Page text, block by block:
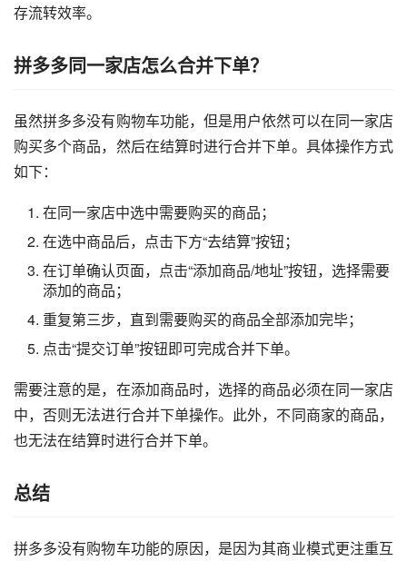
存流转效率。
拼多多同一家店怎么合并下单？
虽然拼多多没有购物车功能，但是用户依然可以在同一家店
购买多个商品，然后在结算时进行合并下单。具体操作方式
如下：
在同一家店中选中需要购买的商品；
在选中商品后，点击下方“去结算”按钮；
在订单确认页面，点击“添加商品/地址”按钮，选择需要
添加的商品；
重复第三步，直到需要购买的商品全部添加完毕；
点击“提交订单”按钮即可完成合并下单。
需要注意的是，在添加商品时，选择的商品必须在同一家店
中，否则无法进行合并下单操作。此外，不同商家的商品，
也无法在结算时进行合并下单。
总结
拼多多没有购物车功能的原因，是因为其商业模式更注重互